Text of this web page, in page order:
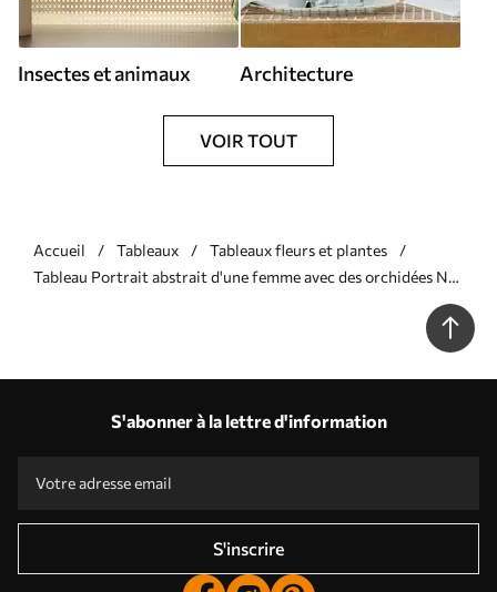
Insectes et animaux Architecture
VOIR TOUT
Accueil Tableaux
Tableaux fleurs et plantes
Tableau Portrait abstrait d'une femme avec des orchidées Nr
S'abonner à la lettre d'information
S'inscrire